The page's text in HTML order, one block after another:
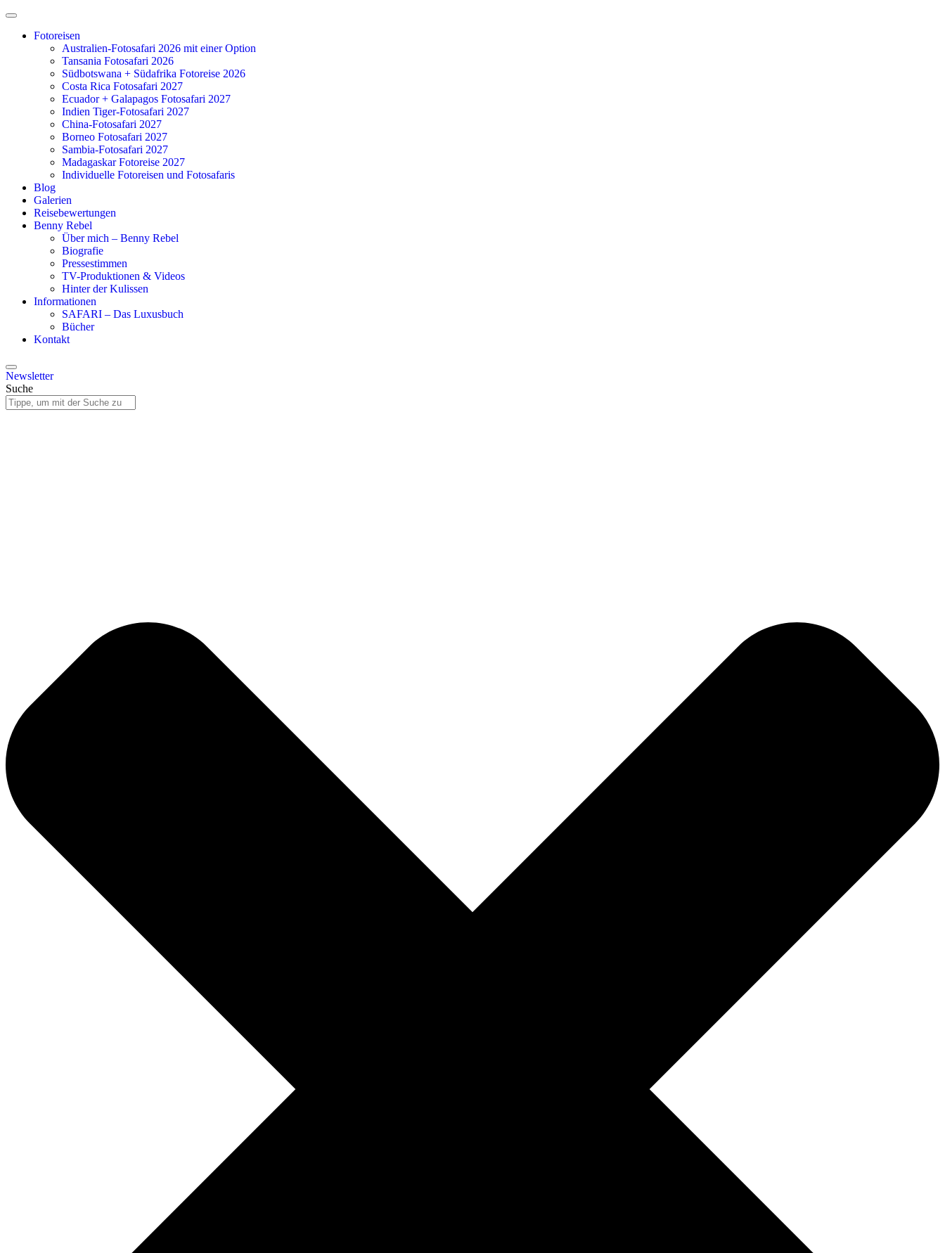
Zum
springenFotoreisen
Australien-Fotosafari 2026 mit einer Option
Tansania Fotosafari 2026
Südbotswana + Südafrika Fotoreise 2026
Costa Rica Fotosafari 2027
Ecuador + Galapagos Fotosafari 2027
Indien Tiger-Fotosafari 2027
China-Fotosafari 2027
Borneo Fotosafari 2027
Sambia-Fotosafari 2027
Madagaskar Fotoreise 2027
Individuelle Fotoreisen und Fotosafaris
Blog
Galerien
Reisebewertungen
Benny Rebel
Über mich – Benny Rebel
Biografie
Pressestimmen
TV-Produktionen & Videos
Hinter der Kulissen
Informationen
SAFARI – Das Luxusbuch
Bücher
Kontakt
Newsletter
Suche